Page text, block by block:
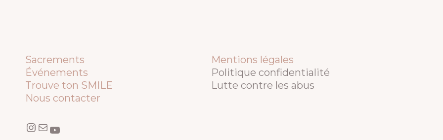
Sacrements
Événements
Trouve ton SMILE
Nous contacter
Instagram
E-mailYouTube
Mentions légales
Politique confidentialité
Lutte contre les abus